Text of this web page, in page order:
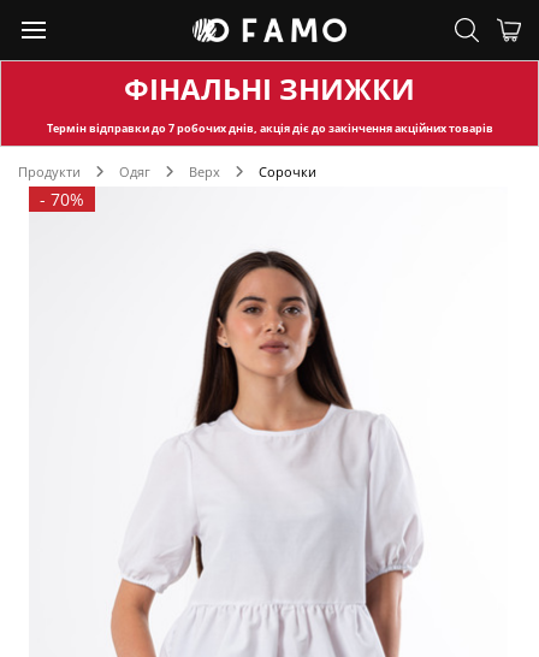
ФІНАЛЬНІ ЗНИЖКИ
Термін відправкидо 7 робочих днів, акція діє до закінчення акційних товарів
Продукти Одяг Верх Сорочки
- 70%